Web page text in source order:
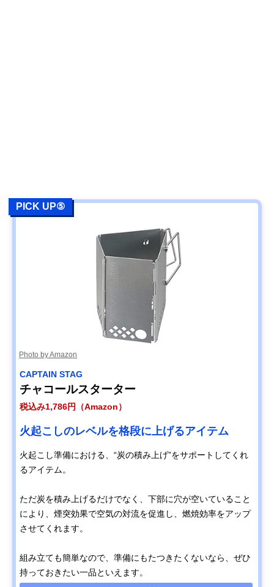
PICK UP⑤
Photo by Amazon
CAPTAIN STAG
チャコールスターター
税込み1,786円（Amazon）
火起こしのレベルを格段に上げるアイテム
火起こし準備における、“炭の積み上げ”をサポートしてくれ
るアイテム。
ただ炭を積み上げるだけでなく、下部に穴が空いていること
により、煙突効果で空気の対流を促進し、燃焼効率をアップ
させてくれます。
組み立ても簡単なので、準備にもたつきたくないなら、ぜひ
持っておきたい一品といえます。